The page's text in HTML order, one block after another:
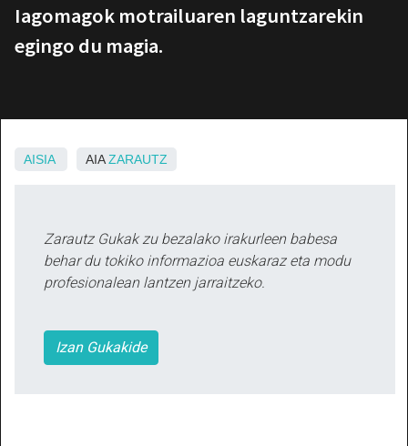
Iagomagok motrailuaren laguntzarekin
egingo du magia.
AISIA AIAZARAUTZ
Zarautz Gukak zu bezalako irakurleen babesa
behar du tokiko informazioa euskaraz eta modu
profesionalean lantzen jarraitzeko.
Izan Gukakide